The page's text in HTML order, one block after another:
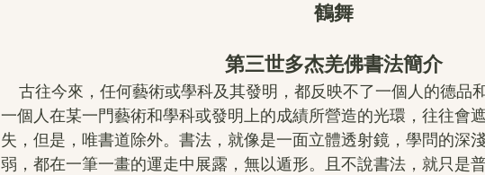
鶴舞
第三世多杰羌佛書法簡介
一個人在某一門藝術和學科或發明上的成績所營造的光環，往往會
失，但是，唯書道除外。書法，就像是一面立體透射鏡，學問的深
弱，都在一筆一畫的運走中展露，無以遁形。且不說書法，就只是